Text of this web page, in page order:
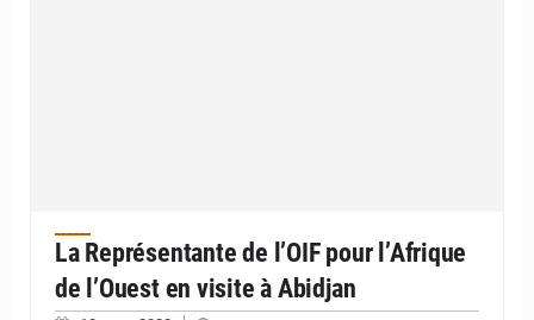
La Représentante de l’OIF pour l’Afrique
de l’Ouest en visite à Abidjan